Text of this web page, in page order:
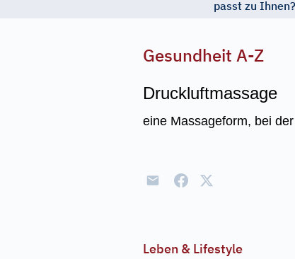
passt zu Ihnen?
Gesundheit A-Z
Druckluftmassage
eine Massageform, bei
Leben & Lifestyle